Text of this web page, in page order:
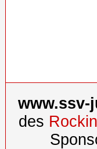
www.ssv-
des